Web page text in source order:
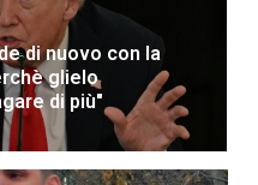
di nuovo con la
glielo
di più"